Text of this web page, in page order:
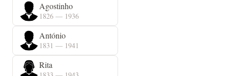
Agostinho
1826 — 1936
António
1831 — 1941
Rita